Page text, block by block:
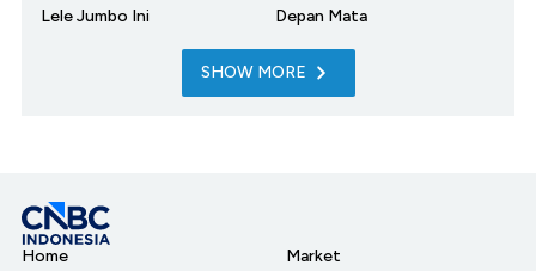
Lele Jumbo Ini
Depan Mata
SHOW MORE
Home
Market